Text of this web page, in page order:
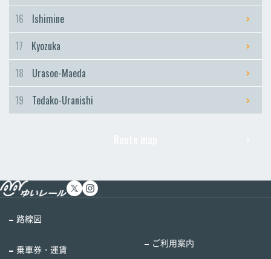
Tedako-Uranishi
16
Ishimine
17
Kyozuka
18
Urasoe-Maeda
19
Tedako-Uranishi
路線図
乗車券・運賃
ご利用案内